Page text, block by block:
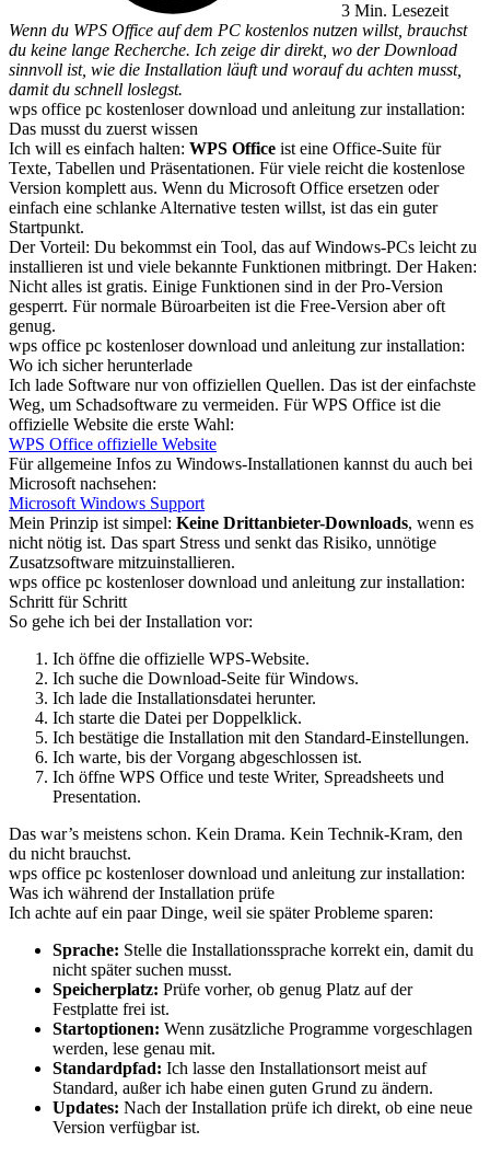
3 Min. Lesezeit
Wenn du WPS Office auf dem PC kostenlos nutzen willst, brauchst
du keine lange Recherche. Ich zeige dir direkt, wo der Download
sinnvoll ist, wie die Installation läuft und worauf du achten musst,
damit du schnell loslegst.
wps office pc kostenloser download und anleitung zur installation:
Das musst du zuerst wissen
Ich will es einfach halten: WPS Office ist eine Office-Suite für
Texte, Tabellen und Präsentationen. Für viele reicht die kostenlose
Version komplett aus. Wenn du Microsoft Office ersetzen oder
einfach eine schlanke Alternative testen willst, ist das ein guter
Startpunkt.
Der Vorteil: Du bekommst ein Tool, das auf Windows-PCs leicht zu
installieren ist und viele bekannte Funktionen mitbringt. Der Haken:
Nicht alles ist gratis. Einige Funktionen sind in der Pro-Version
gesperrt. Für normale Büroarbeiten ist die Free-Version aber oft
genug.
wps office pc kostenloser download und anleitung zur installation:
Wo ich sicher herunterlade
Ich lade Software nur von offiziellen Quellen. Das ist der einfachste
Weg, um Schadsoftware zu vermeiden. Für WPS Office ist die
offizielle Website die erste Wahl:
WPS Office offizielle Website
Für allgemeine Infos zu Windows-Installationen kannst du auch bei
Microsoft nachsehen:
Microsoft Windows Support
Mein Prinzip ist simpel: Keine Drittanbieter-Downloads, wenn es
nicht nötig ist. Das spart Stress und senkt das Risiko, unnötige
Zusatzsoftware mitzuinstallieren.
wps office pc kostenloser download und anleitung zur installation:
Schritt für Schritt
So gehe ich bei der Installation vor:
Ich öffne die offizielle WPS-Website.
Ich suche die Download-Seite für Windows.
Ich lade die Installationsdatei herunter.
Ich starte die Datei per Doppelklick.
Ich bestätige die Installation mit den Standard-Einstellungen.
Ich warte, bis der Vorgang abgeschlossen ist.
Ich öffne WPS Office und teste Writer, Spreadsheets und
Presentation.
Das war’s meistens schon. Kein Drama. Kein Technik-Kram, den
du nicht brauchst.
wps office pc kostenloser download und anleitung zur installation:
Was ich während der Installation prüfe
Ich achte auf ein paar Dinge, weil sie später Probleme sparen:
Sprache: Stelle die Installationssprache korrekt ein, damit du
nicht später suchen musst.
Speicherplatz: Prüfe vorher, ob genug Platz auf der
Festplatte frei ist.
Startoptionen: Wenn zusätzliche Programme vorgeschlagen
werden, lese genau mit.
Standardpfad: Ich lasse den Installationsort meist auf
Standard, außer ich habe einen guten Grund zu ändern.
Updates: Nach der Installation prüfe ich direkt, ob eine neue
Version verfügbar ist.